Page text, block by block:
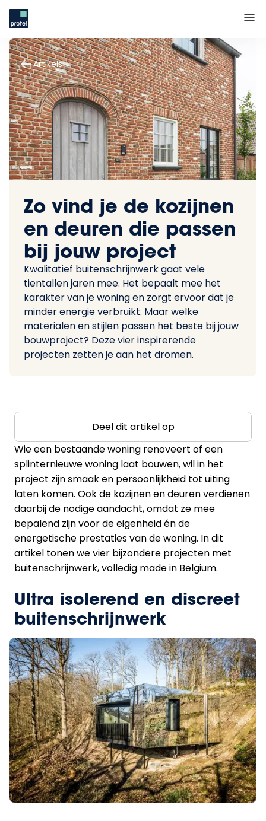
Artikels
Zo vind je de kozijnen
en deuren die passen
bij jouw project
Kwalitatief buitenschrijnwerk gaat vele
tientallen jaren mee. Het bepaalt mee het
karakter van je woning en zorgt ervoor dat je
minder energie verbruikt. Maar welke
materialen en stijlen passen het beste bij jouw
bouwproject? Deze vier inspirerende
projecten zetten je aan het dromen.
Wie een bestaande woning renoveert of een
splinternieuwe woning laat bouwen, wil in het
project zijn smaak en persoonlijkheid tot uiting
laten komen. Ook de kozijnen en deuren verdienen
daarbij de nodige aandacht, omdat ze mee
bepalend zijn voor de eigenheid én de
energetische prestaties van de woning. In dit
artikel tonen we vier bijzondere projecten met
buitenschrijnwerk, volledig made in Belgium.
Ultra isolerend en discreet
buitenschrijnwerk
Deel dit artikel op